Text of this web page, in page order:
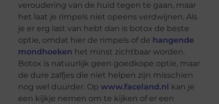
veroudering van de huid tegen te gaan, maar
het laat je rimpels niet opeens verdwijnen. Als
je er erg last van hebt dan is botox de beste
optie, omdat hier de rimpels of de hangende
mondhoeken het minst zichtbaar worden.
Botox is natuurlijk geen goedkope optie, maar
de dure zalfjes die niet helpen zijn misschien
nog wel duurder. Op www.faceland.nl
kan je
een kijkje nemen om te kijken of er een